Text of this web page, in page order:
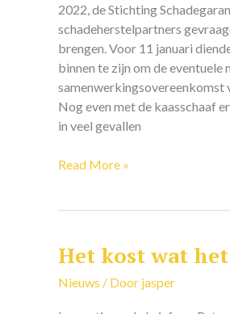
2022, de Stichting
schadeherstelpartners
brengen. Voor 11 januari
binnen te zijn om de eventuele
samenwerkingsovereenkomst
Nog even met de kaasschaaf
in veel gevallen
Read More »
Het kost wat
Nieuws / Door jasper
Het
wat
het